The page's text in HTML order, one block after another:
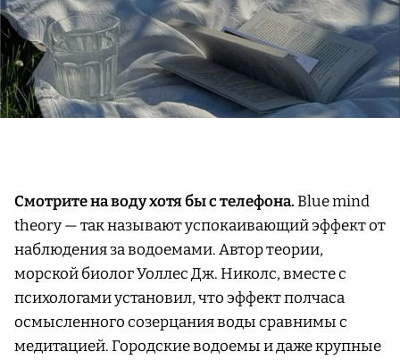
Смотрите на воду хотя бы с телефона.Blue mind
theory — так называют успокаивающий эффект от
наблюдения за водоемами. Автор теории,
морской биолог Уоллес Дж. Николс, вместе с
психологами установил, что эффект полчаса
осмысленного созерцания воды сравнимы с
медитацией. Городские водоемы и даже крупные